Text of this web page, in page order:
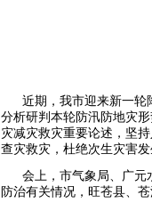
近期，我市迎来新一轮
分析研判本轮防汛防地灾
灾减灾救灾重要论述，坚
查灾救灾，杜绝次生灾害
会上，市气象局、广元
防治有关情况，旺苍县、